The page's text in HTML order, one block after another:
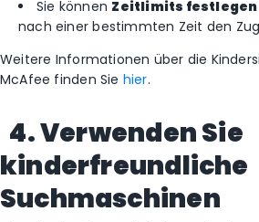
Sie können Zeitlimits festlegen
nach einer bestimmten Zeit den
Weitere Informationen über die
McAfee finden Sie hier.
4. Verwenden Sie
kinderfreundliche
Suchmaschinen